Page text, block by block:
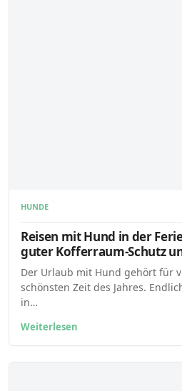
HUNDE
Reisen mit Hund in der
guter Kofferraum-Schutz
Der Urlaub mit Hund gehört für
schönsten Zeit des Jahres.
in…
Weiterlesen